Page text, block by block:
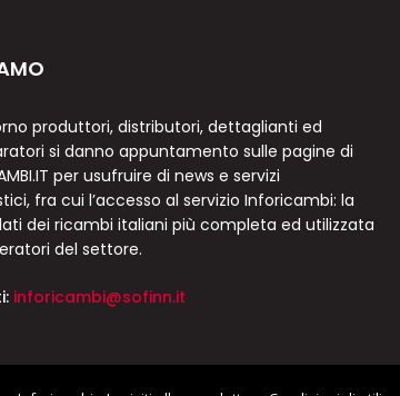
produttori, distributori, dettaglianti ed
si danno appuntamento sulle pagine di
per usufruire di news e servizi
fra cui l’accesso al servizio Inforicambi: la
dei ricambi italiani più completa ed utilizzata
del settore.
inforicambi@sofinn.it